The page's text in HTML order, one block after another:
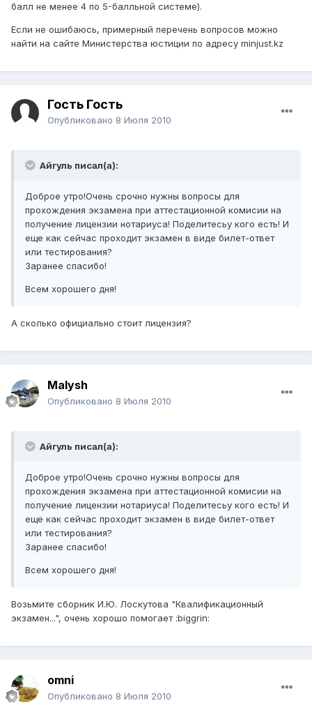
балл не менее 4 по 5-балльной системе).
Если не ошибаюсь, примерный перечень вопросов можно
найти на сайте Министерства юстиции по адресу minjust.kz
Гость Гость
Опубликовано 8 Июля 2010
Айгуль писал(а):
Доброе утро!Очень срочно нужны вопросы для
прохождения экзамена при аттестационной комисии на
получение лицензии нотариуса! Поделитесьу кого есть! И
еще как сейчас проходит экзамен в виде билет-ответ
или тестирования?
Заранее спасибо!
Всем хорошего дня!
А сколько официально стоит лицензия?
Malysh
Опубликовано 8 Июля 2010
Айгуль писал(а):
Доброе утро!Очень срочно нужны вопросы для
прохождения экзамена при аттестационной комисии на
получение лицензии нотариуса! Поделитесьу кого есть! И
еще как сейчас проходит экзамен в виде билет-ответ
или тестирования?
Заранее спасибо!
Всем хорошего дня!
Возьмите сборник И.Ю. Лоскутова "Квалификационный
экзамен...", очень хорошо помогает :biggrin:
omni
Опубликовано 8 Июля 2010